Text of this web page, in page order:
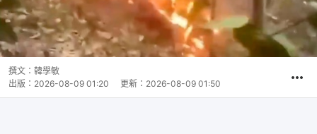
撰文： 韓學敏
出版： 2026-08-09 01:20 更新： 2026-08-09 01:50